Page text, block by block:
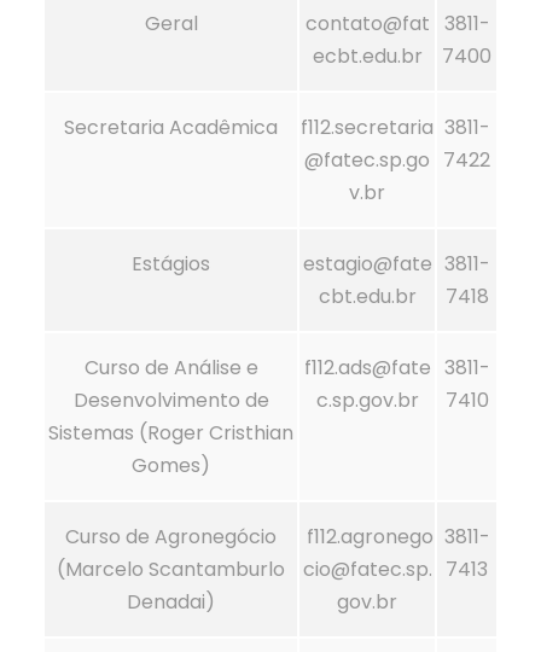
Geral
contato@fat
ecbt.edu.br
3811-
7400
Secretaria Acadêmica
f112.secretaria
@fatec.sp.go
v.br
3811-
7422
Estágios
estagio@fate
cbt.edu.br
3811-
7418
Curso de Análise e
Desenvolvimento de
Sistemas (Roger Cristhian
Gomes)
f112.ads@fate
c.sp.gov.br
3811-
7410
Curso de Agronegócio
(Marcelo Scantamburlo
Denadai)
f112.agronego
cio@fatec.sp.
gov.br
3811-
7413